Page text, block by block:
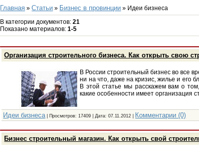
Главная »Статьи » Бизнес в провинции » Идеи бизнеса
В категории документов:21
Показано материалов:1-5
Организация строительного бизнеса. Как открыть свою
В России строительный бизнес во все
ни на что, даже на кризис, жилье и его
В этой статье мы расскажем вам о
какие особенности имеет организация
Идеи бизнеса | Просмотров: 17409 | Дата:07.11.2012 Комментарии (0)
Бизнес строительный магазин. Как открыть свой